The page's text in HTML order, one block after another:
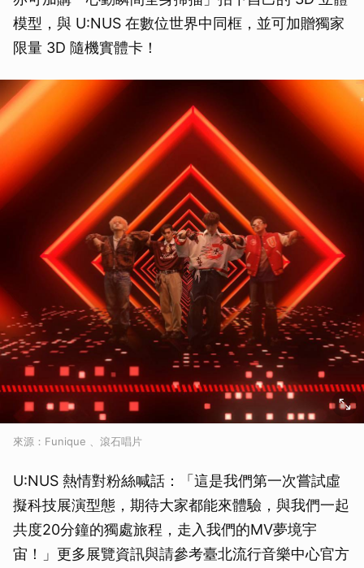
模型，與 U:NUS 在數位世界中同框，並可加贈獨家
限量 3D 隨機實體卡！
來源：Funique 、滾石唱片
U:NUS 熱情對粉絲喊話：「這是我們第一次嘗試虛
擬科技展演型態，期待大家都能來體驗，與我們一起
共度20分鐘的獨處旅程，走入我們的MV夢境宇
宙！」更多展覽資訊與請參考臺北流行音樂中心官方